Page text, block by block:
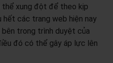
thể xung đột để theo kịp
hết các trang web hiện nay
trong trình duyệt của
đó có thể gây áp lực lên